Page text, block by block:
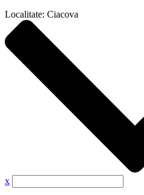
Localitate: Ciacova
x